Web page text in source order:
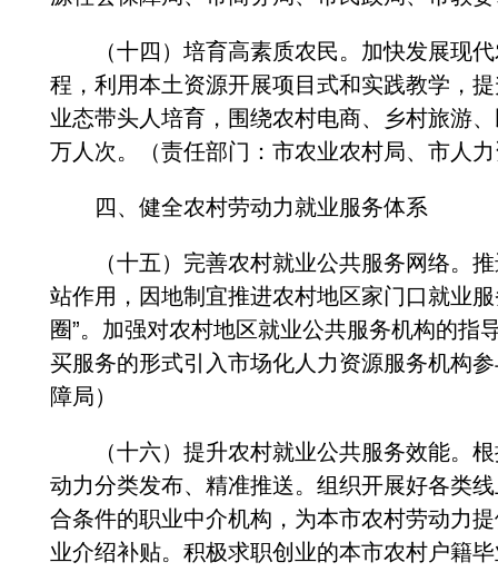
（十四）培育高素质农民。加快发展现代
程，利用本土资源开展项目式和实践教学，
业态带头人培育，围绕农村电商、乡村旅游
万人次。（责任部门：市农业农村局、市人
四、健全农村劳动力就业服务体系
（十五）完善农村就业公共服务网络。推
站作用，因地制宜推进农村地区家门口就业
圈”。加强对农村地区就业公共服务机构的
买服务的形式引入市场化人力资源服务机构
障局）
（十六）提升农村就业公共服务效能。根
动力分类发布、精准推送。组织开展好各类
合条件的职业中介机构，为本市农村劳动力
业介绍补贴。积极求职创业的本市农村户籍